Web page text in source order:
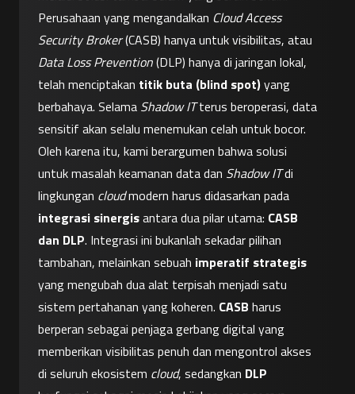
Perusahaan yang mengandalkan Cloud Access
Security Broker
Data Loss Prevention (DLP) hanya di jaringan lokal,
telah menciptakan titik buta (blind spot) yang
berbahaya. Selama Shadow IT terus beroperasi, data
sensitif akan selalu menemukan celah untuk bocor.
Oleh karena itu, kami berargumen bahwa solusi
untuk masalah keamanan data dan Shadow IT di
lingkungan cloud
integrasi sinergis antara dua pilar utama: CASB
dan DLP. Integrasi ini bukanlah sekadar pilihan
tambahan, melainkan sebuah imperatif strategis
yang mengubah dua alat terpisah menjadi satu
sistem pertahanan yang koheren. CASB harus
berperan sebagai penjaga gerbang digital yang
memberikan visibilitas penuh dan mengontrol akses
di seluruh ekosistem cloud, sedangkan DLP